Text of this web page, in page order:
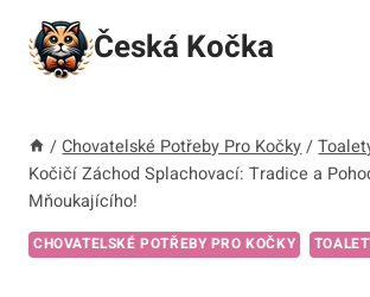
Přeskočit
obsah
Česká Kočka
/ Chovatelské Potřeby Pro Kočky /
Kočičí Záchod Splachovací: Tradice a
Mňoukajícího!
CHOVATELSKÉ POTŘEBY PRO KOČKY